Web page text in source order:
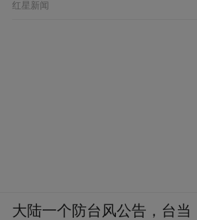
​红星新闻
大陆一个防台风公告，台当